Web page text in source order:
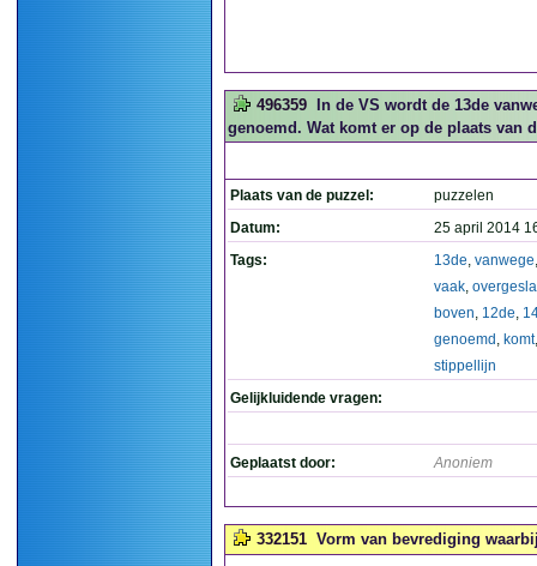
496359
In de VS wordt de 13de
genoemd. Wat komt er op de plaats van
Plaats van de puzzel:
puzzelen
Datum:
25 april 2014
Tags:
13de, vanwege
vaak,
boven, 12de,
genoemd , komt
stippellijn
Gelijkluidende vragen:
Geplaatst door: Anoniem
332151 Vorm van bevrediging